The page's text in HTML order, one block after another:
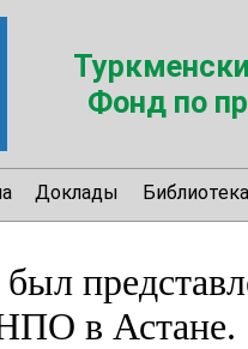
Фонд по
Доклады Библиотека
в Астане.